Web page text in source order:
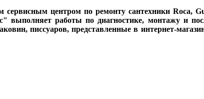
сервисным центром по ремонту сантехники Roca,
выполняет работы по диагностике, монтажу и
писсуаров, представленные в интернет-